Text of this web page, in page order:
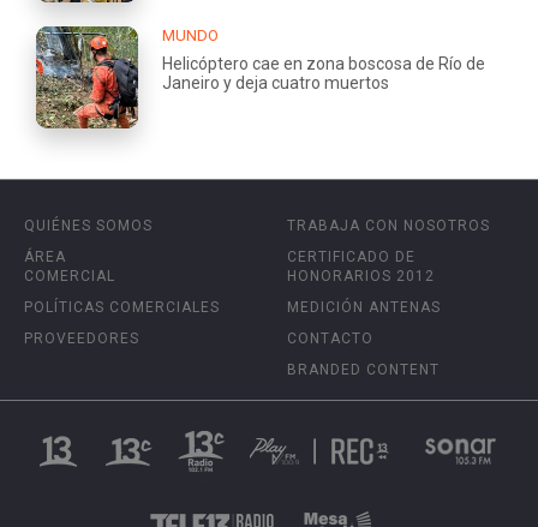
MUNDO
Helicóptero cae en zona boscosa de Río de
Janeiro y deja cuatro muertos
QUIÉNES SOMOS
ÁREA
COMERCIAL
POLÍTICAS COMERCIALES
PROVEEDORES
TRABAJA CON NOSOTROS
CERTIFICADO DE
HONORARIOS 2012
MEDICIÓN ANTENAS
CONTACTO
BRANDED CONTENT